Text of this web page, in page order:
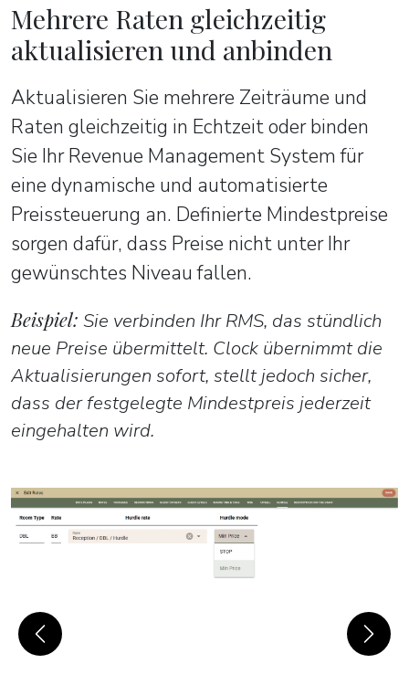
Mehrere Raten gleichzeitig
aktualisieren und anbinden
Aktualisieren Sie mehrere Zeiträume und
Raten gleichzeitig in Echtzeit oder binden
Sie Ihr Revenue Management System für
eine dynamische und automatisierte
Preissteuerung an. Definierte Mindestpreise
sorgen dafür, dass Preise nicht unter Ihr
gewünschtes Niveau fallen.
Beispiel: Sie verbinden Ihr RMS, das stündlich
neue Preise übermittelt. Clock übernimmt die
Aktualisierungen sofort, stellt jedoch sicher,
dass der festgelegte Mindestpreis jederzeit
eingehalten wird.
Previous Next